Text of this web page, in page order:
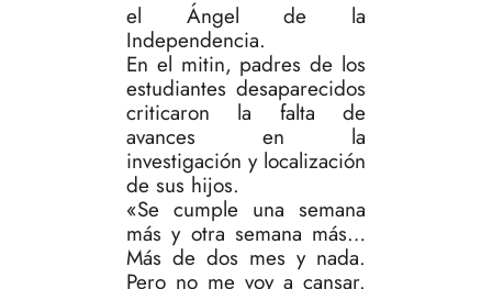
el Ángel de la
Independencia.
En el mitin, padres de los
estudiantes desaparecidos
criticaron la falta de
avances en la
investigación y localización
de sus hijos.
«Se cumple una semana
más y otra semana más…
Más de dos mes y nada.
Pero no me voy a cansar.